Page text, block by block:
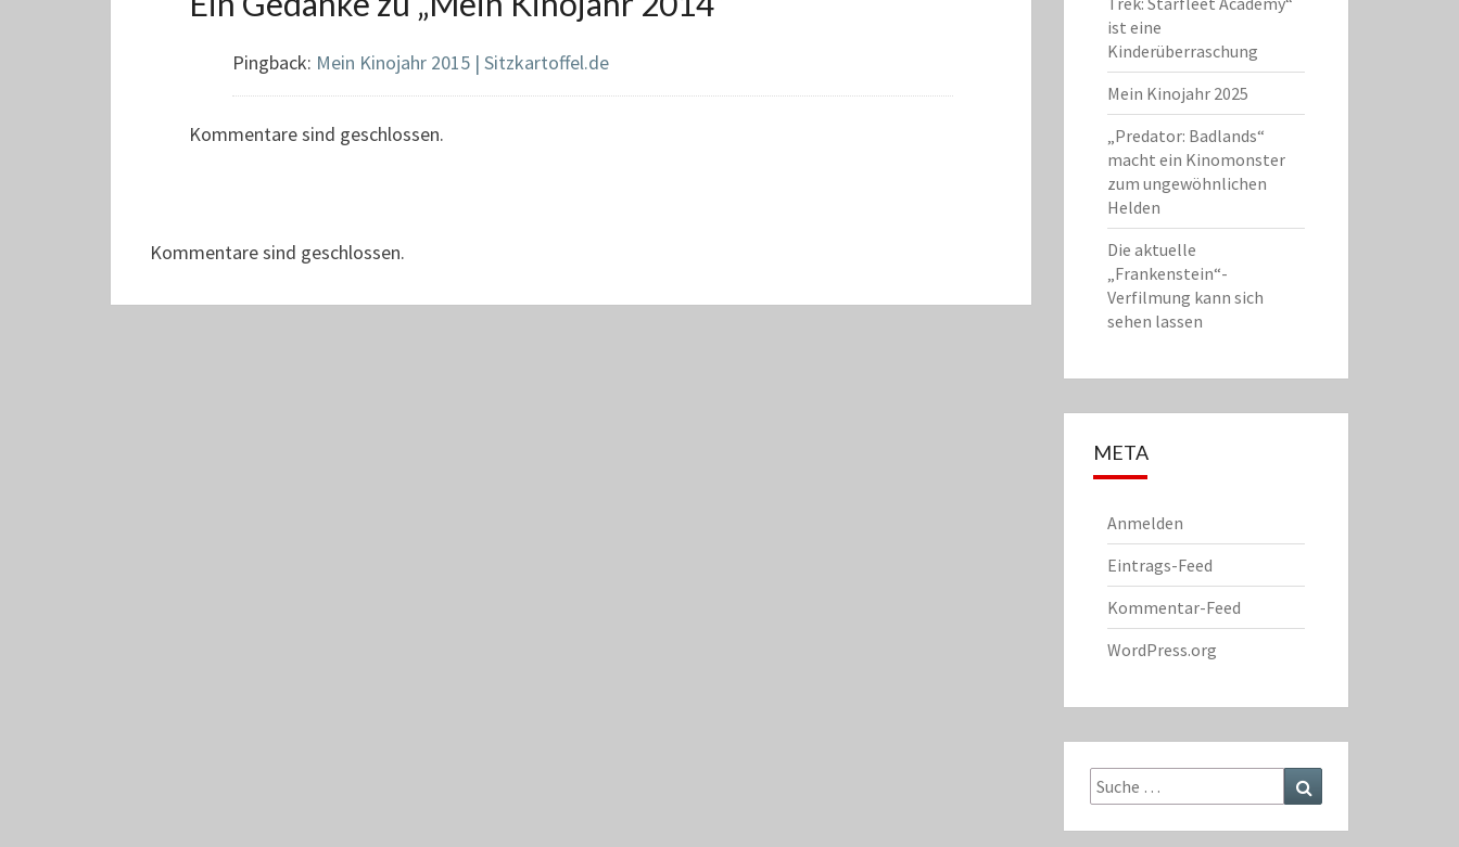
Pingback: Mein Kinojahr 2015 | Sitzkartoffel.de
Kommentare sind geschlossen.
Kommentare sind geschlossen.
ist eine
Kinderüberraschung
Mein Kinojahr 2025
„Predator: Badlands“
macht ein Kinomonster
zum ungewöhnlichen
Helden
Die aktuelle
„Frankenstein“-
Verfilmung kann sich
sehen lassen
META
Anmelden
Eintrags-Feed
Kommentar-Feed
WordPress.org
Suche
nach: